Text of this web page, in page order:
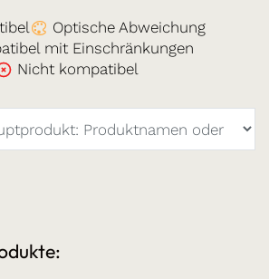
Optische Abweichung
mit Einschränkungen
Nicht kompatibel